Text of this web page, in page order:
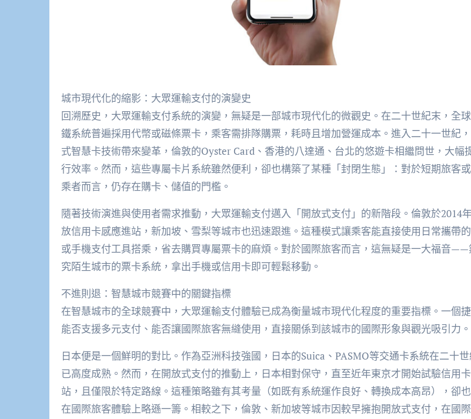
城市現代化的縮影：大眾運輸支付的演變史
回溯歷史，大眾運輸支付系統的演變，無疑是一部城市現代化的微觀史。在二十世紀末，全
鐵系統普遍採用代幣或磁條票卡，乘客需排隊購票，耗時且增加營運成本。進入二十一世紀
式智慧卡技術帶來變革，倫敦的Oyster Card、香港的八達通、台北的悠遊卡相繼問世，大幅
行效率。然而，這些專屬卡片系統雖然便利，卻也構築了某種「封閉生態」：對於短期旅客
乘者而言，仍存在購卡、儲值的門檻。
隨著技術演進與使用者需求推動，大眾運輸支付邁入「開放式支付」的新階段。倫敦於2014
放信用卡感應進站，新加坡、雪梨等城市也迅速跟進。這種模式讓乘客能直接使用日常攜帶
或手機支付工具搭乘，省去購買專屬票卡的麻煩。對於國際旅客而言，這無疑是一大福音
究陌生城市的票卡系統，拿出手機或信用卡即可輕鬆移動。
不進則退：智慧城市競賽中的關鍵指標
在智慧城市的全球競賽中，大眾運輸支付體驗已成為衡量城市現代化程度的重要指標。一個
能否支援多元支付、能否讓國際旅客無縫使用，直接關係到該城市的國際形象與觀光吸引力。
日本便是一個鮮明的對比。作為亞洲科技強國，日本的Suica、PASMO等交通卡系統在二十
已高度成熟。然而，在開放式支付的推動上，日本相對保守，直至近年東京才開始試驗信用
站，且僅限於特定路線。這種策略雖有其考量（如既有系統運作良好、轉換成本高昂），卻
在國際旅客體驗上略遜一籌。相較之下，倫敦、新加坡等城市因較早擁抱開放式支付，在國